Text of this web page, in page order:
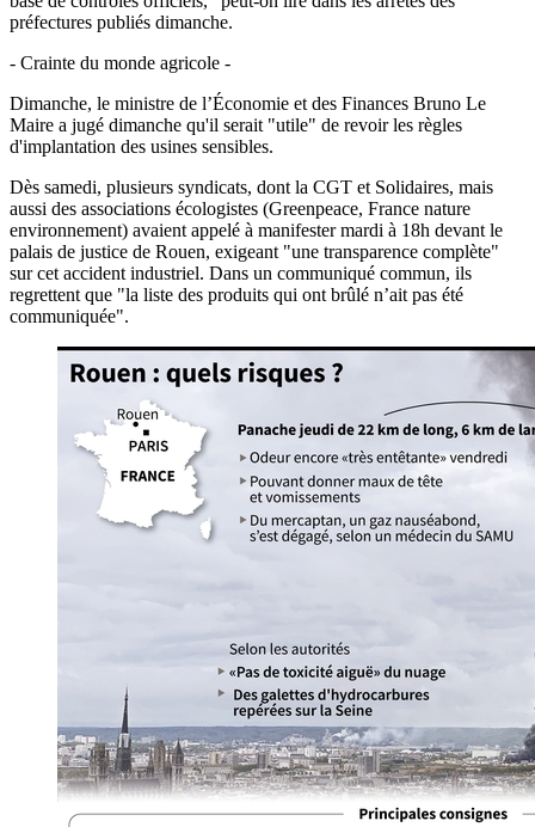
préfectures publiés dimanche.
- Crainte du monde agricole -
Dimanche, le ministre de l’Économie et des Finances Bruno Le
Maire a jugé dimanche qu'il serait "utile" de revoir les règles
d'implantation des usines sensibles.
Dès samedi, plusieurs syndicats, dont la CGT et Solidaires, mais
aussi des associations écologistes (Greenpeace, France nature
environnement) avaient appelé à manifester mardi à 18h devant le
palais de justice de Rouen, exigeant "une transparence complète"
sur cet accident industriel. Dans un communiqué commun, ils
regrettent que "la liste des produits qui ont brûlé n’ait pas été
communiquée".